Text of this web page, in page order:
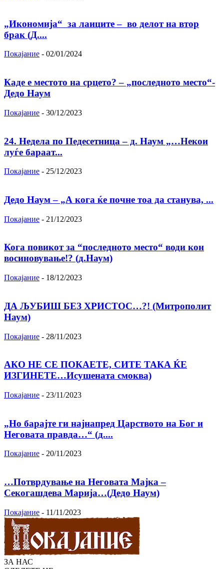
„Икономија“ за лаиците – во делот на втор
брак (Д....
Покајание - 02/01/2024
Каде е местото на срцето? – „последното место“-
Дедо Наум
Покајание - 30/12/2023
24. Недела по Педесетница – д. Наум „…Некои
луѓе бараат...
Покајание - 25/12/2023
Дедо Наум – „А кога ќе почне тоа да станува, ...
Покајание - 21/12/2023
Кога повикот за “последното место“ води кон
восиновување!? (д.Наум)
Покајание - 18/12/2023
ДА ЉУБИШ БЕЗ ХРИСТОС…?! (Митрополит
Наум)
Покајание - 28/11/2023
АКО НЕ СЕ ПОКАЕТЕ, СИТЕ ТАКА ЌЕ
ИЗГИНЕТЕ…Исушената смоква)
Покајание - 23/11/2023
„Но барајте ги најнапред Царството на Бог и
Неговата правда…“ (д....
Покајание - 20/11/2023
…Потврдување на Неговата Мајка –
Секогашдева Марија…(Дедо Наум)
Покајание - 11/11/2023
ЗА НАС